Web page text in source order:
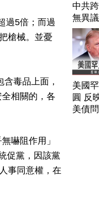
過5倍；而過
槍械。並憂
毒品上面，
相關的，各
嚇阻作用」
促黨，因該黨
事同意權，在
中共
無異
美國
圓 反
美債